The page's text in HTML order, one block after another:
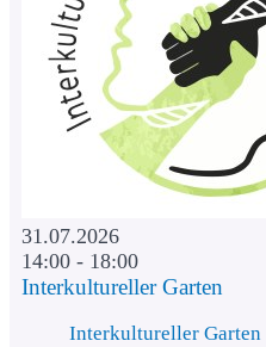
31.07.2026
14:00 - 18:00
Interkultureller Garten
Interkultureller Garten